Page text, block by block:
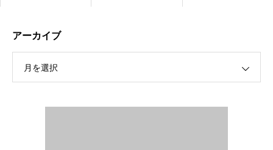
2024.1.27 ベアーズ合同練習
アーカイブ
月を選択